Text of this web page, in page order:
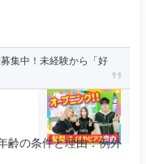
集中！未経験から「好
齢の条件と理由：例外